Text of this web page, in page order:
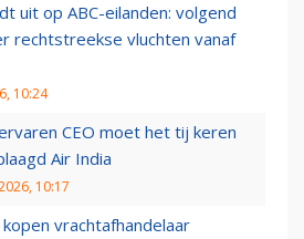
uit op ABC-eilanden: volgend
rechtstreekse vluchten vanaf
10:24
CEO moet het tij keren
Air India
10:17
kopen vrachtafhandelaar